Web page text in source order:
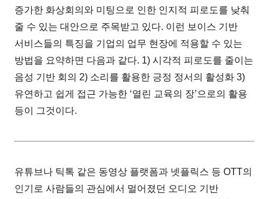
증가한 화상회의와 미팅으로 인한 인지적 피로도를 낮춰
줄 수 있는 대안으로 주목받고 있다. 이런 보이스 기반
서비스들의 특징을 기업의 업무 현장에 적용할 수 있는
방법을 요약하면 다음과 같다. 1) 시각적 피로도를 줄이는
음성 기반 회의 2) 소리를 활용한 긍정 정서의 활성화 3)
유연하고 쉽게 접근 가능한 ‘열린 교육의 장’으로의 활용
등이 그것이다.
유튜브나 틱톡 같은 동영상 플랫폼과 넷플릭스 등 OTT의
인기로 사람들의 관심에서 멀어졌던 오디오 기반